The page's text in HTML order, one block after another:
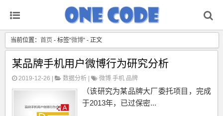
当前位置： 首页 - 标签“微博“ - 正文
某品牌手机用户微博行为研究分析
2019-12-26 | 数据分析 微博 手机 品牌
（该研究为某品牌大厂委托项目，完成
于2013年，已过保密...